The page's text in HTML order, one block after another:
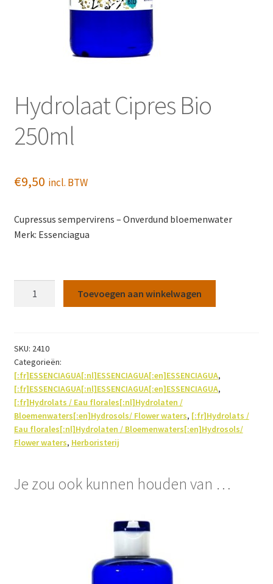
Hydrolaat Cipres Bio
250ml
€9,50 incl. BTW
Cupressus sempervirens – Onverdund bloemenwater
Merk: Essenciagua
aantal
Toevoegen aan winkelwagen
SKU: 2410
Categorieën:
[:fr]ESSENCIAGUA[:nl]ESSENCIAGUA[:en]ESSENCIAGUA,
[:fr]ESSENCIAGUA[:nl]ESSENCIAGUA[:en]ESSENCIAGUA,
[:fr]Hydrolats / Eau florales[:nl]Hydrolaten /
Bloemenwaters[:en]Hydrosols/ Flower waters, [:fr]Hydrolats /
Eau florales[:nl]Hydrolaten / Bloemenwaters[:en]Hydrosols/
Flower waters, Herboristerij
Je zou ook kunnen houden van …